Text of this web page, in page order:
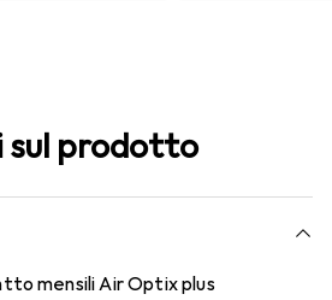
sul prodotto
mensili Air Optix plus